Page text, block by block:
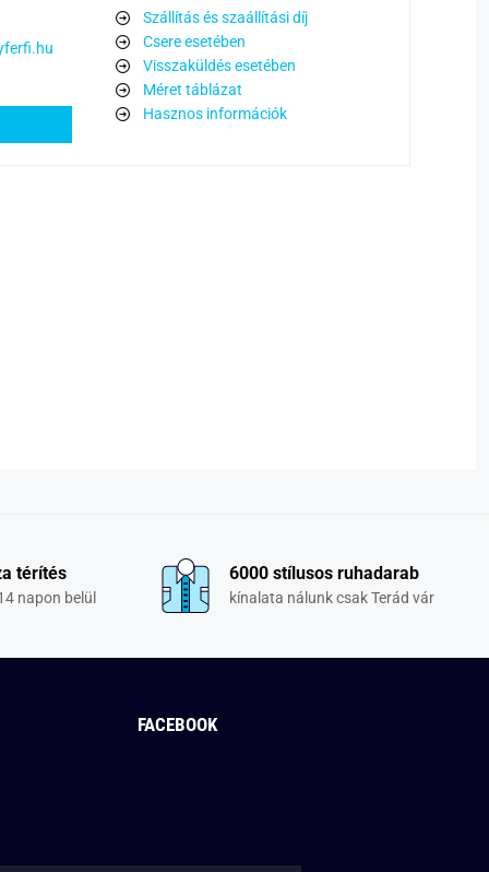
Szállítás és szaállítási díj
Csere esetében
Visszaküldés esetében
Méret táblázat
Hasznos információk
térítés
napon belül
6000 stílusos ruhadarab
kínalata nálunk csak Terád vár
FACEBOOK